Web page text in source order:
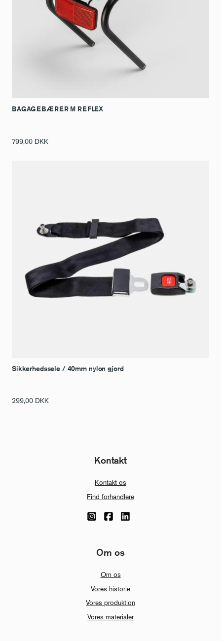
BAGAGEBÆRER M REFLEX
799,00 DKK
Sikkerhedssele / 40mm nylon gjord
299,00 DKK
Kontakt
Kontakt os
Find forhandlere
Om os
Om os
Vores historie
Vores produktion
Vores materialer